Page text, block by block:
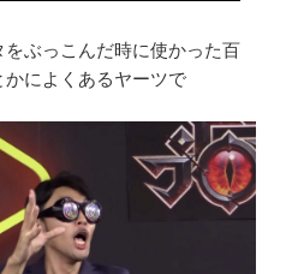
をぶっこんだ時に使かった百
によくあるヤーツで